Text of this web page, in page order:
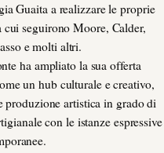
Guaita a realizzare le proprie
seguirono Moore, Calder,
e molti altri.
ha ampliato la sua offerta
un hub culturale e creativo,
produzione artistica in grado di
con le istanze espressive